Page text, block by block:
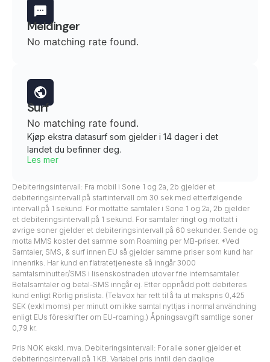
Meldinger
No matching rate found.
Surf
No matching rate found.
Kjøp ekstra datasurf som gjelder i 14 dager i det
landet du befinner deg.
Les mer
Debiteringsintervall: Fra mobil i Sone 1 og 2a, 2b gjelder et
debiteringsintervall på startintervall om 30 sek med etterfølgende
intervall på 1 sekund. For mottatte samtaler i Sone 1 og 2a, 2b gjelder
et debiteringsintervall på 1 sekund. For samtaler ringt og mottatt i
øvrige soner gjelder et debiteringsintervall på 60 sekunder. Sende og
motta MMS koster det samme som Roaming per MB-priser. *Ved
Samtaler, SMS, & surf innen EU så gjelder samme priser som kund har
innenriks. Har kund en flatratetjeneste så inngår 3000
samtalsminutter/SMS i lisenskostnaden utover frie internsamtaler.
Betalsamtaler og betal-SMS inngår ej. Etter oppnådd pott debiteres
kund enligt Rörlig prislista. (Telavox har rett til å ta ut makspris 0,425
SEK (exkl moms) per minutt om ikke samtal nyttjas i normal användning
enligt EUs föreskrifter om EU-roaming.) Åpningsavgift samtlige soner
0,79 kr.
Pris NOK ekskl. mva. Debiteringsintervall: For alle soner gjelder et
debiteringsintervall på 1 KB. Variabel pris inntil den daglige